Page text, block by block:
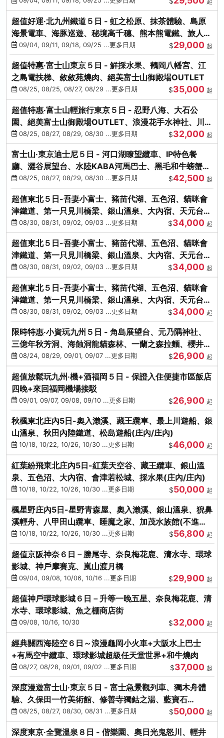
超值好運‧北九州鐵道５日 - 虹之松原、抹茶體驗、島原
海景電車、海豚巡遊、秘境高千穗、熊本熊電鐵、旅人觀
光列車-台中出發
09/04, 09/11, 09/18, 09/25 ...更多日期 $29,000 起
超值特惠‧富士山東京５日 - 鮮採水果、鶴岡八幡宮、江
之島電扶梯、敘敘苑燒肉、絕美富士山御殿場OUTLET
08/25, 08/25, 08/27, 08/29 ...更多日期 $35,000 起
超值特惠‧富士山輕旅行東京５日 - 忍野八海、大石公
園、絕美富士山御殿場OUTLET、浪漫花手水神社、川越
小江戶
08/25, 08/27, 08/29, 08/30 ...更多日期 $32,000 起
富士山‧東京迪士尼５日 - 河口湖瞭望纜車、IP特色餐
廳、澀谷展望台、水陸KABA河馬巴士、黑毛和牛螃蟹美
饌、季節採果
08/25, 08/27, 08/29, 08/30 ...更多日期 $42,500 起
超值東北５日-吾妻小富士、豬苗代湖、五色沼、貓咪會
津鐵道、第一只見川橋梁、銀山溫泉、大內宿、天元台高
原纜車
08/30, 08/31, 09/02, 09/03 ...更多日期 $34,000 起
超值東北５日-吾妻小富士、豬苗代湖、五色沼、貓咪會
津鐵道、第一只見川橋梁、銀山溫泉、大內宿、天元台高
原纜車
08/30, 08/31, 09/02, 09/03 ...更多日期 $34,000 起
超值東北５日-吾妻小富士、豬苗代湖、五色沼、貓咪會
津鐵道、第一只見川橋梁、銀山溫泉、大內宿、天元台高
原纜車
08/30, 08/31, 09/02, 09/03 ...更多日期 $34,000 起
限時特惠‧小資玩九州５日 - 角島展望台、元乃隅神社、
三億年秋芳洞、海蝕洞龍貓森林、一蘭之森拉麵、櫻井二
見浦08/24, 08/29, 09/01, 09/07 ...更多日期 $26,900 起
超值放鬆玩九州‧機+酒福岡５日 - 保證入住便捷市區飯店
四晚+來回福岡機場接駁
09/01, 09/07, 09/08, 09/10 ...更多日期 $26,900 起
秋楓東北庄內5日-奧入瀨溪、藏王纜車、最上川遊船、銀
山溫泉、秋田內陸鐵道、松島遊船(庄內/庄內)
10/18, 10/22, 10/26, 10/30 ...更多日期 $46,000 起
紅葉紛飛東北庄內5日-紅葉天空谷、藏王纜車、銀山溫
泉、五色沼、大內宿、會津若松城、採水果(庄內/庄內)
10/18, 10/22, 10/26, 10/30 ...更多日期 $50,000 起
楓星野庄內5日-星野青森屋、奧入瀨溪、銀山溫泉、猊鼻
溪輕舟、八甲田山纜車、睡魔之家、加茂水族館(不進店)
(庄內/庄內)
10/18, 10/22, 10/26, 10/30 ...更多日期 $56,800 起
超值京阪神奈６日－勝尾寺、奈良梅花鹿、清水寺、環球
影城、神戶摩賽克、嵐山渡月橋
09/04, 09/08, 10/06, 10/16 ...更多日期 $29,900 起
超值神戶環球影城６日－升等一晚五星、奈良梅花鹿、清
水寺、環球影城、魚之棚商店街
09/08, 10/16, 10/30 $32,000 起
經典關西海陸空６日～浪漫龜岡小火車+大阪水上巴士
+有馬空中纜車、環球影城超級任天堂世界+和牛燒肉
08/27, 08/28, 09/01, 09/02 ...更多日期 $37,000 起
深度漫遊富士山‧東京５日 - 富士急景觀列車、獨木舟體
驗、久保田一竹美術館、修善寺獨鈷之湯、藍寶石
SAPHIR踴子號
08/25, 08/27, 08/30, 08/31 ...更多日期 $50,000 起
深度東京‧全覽溫泉８日 - 偕樂園、奧日光鬼怒川、輕井